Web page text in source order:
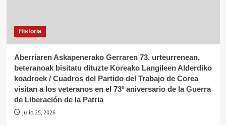
Historia
Aberriaren Askapenerako Gerraren 73. urteurrenean,
beteranoak bisitatu dituzte Koreako Langileen Alderdiko
koadroek / Cuadros del Partido del Trabajo de Corea
visitan a los veteranos en el 73º aniversario de la Guerra
de Liberación de la Patria
julio 25, 2026